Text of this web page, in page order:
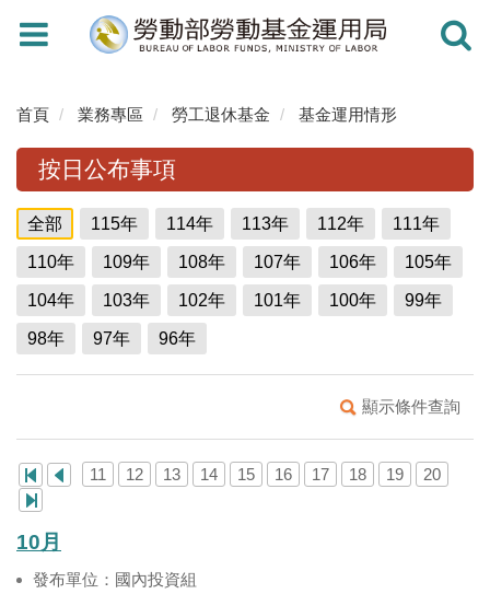
Toggle
navigation
Toggle
首頁 業務專區 勞工退休基金 基金運用情形
按日公布事項
全部 115年 114年 113年 112年 111年
110年 109年 108年 107年 106年 105年
104年 103年 102年 101年 100年 99年
98年 97年 96年
顯示條件查詢
11 12 13 14 15 16 17 18 19 20
10月
發布單位：國內投資組